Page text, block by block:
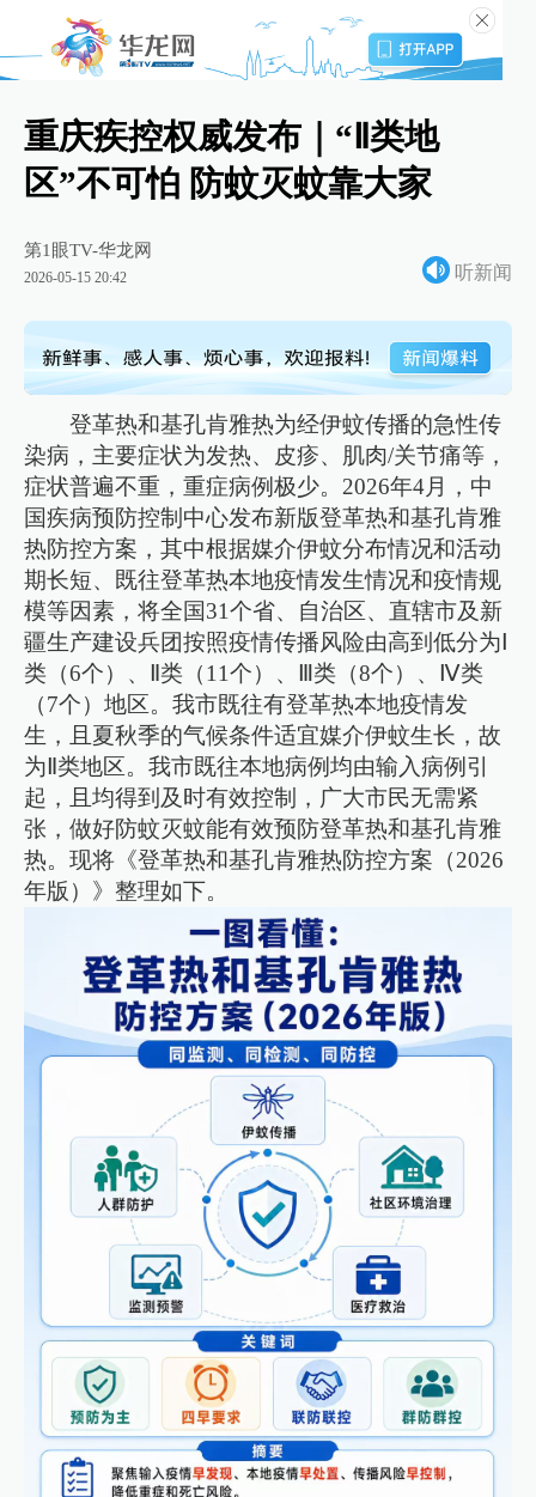
重庆疾控权威发布｜“Ⅱ类地
区”不可怕 防蚊灭蚊靠大家
第1眼TV-华龙网
2026-05-15 20:42 听新闻
登革热和基孔肯雅热为经伊蚊传播的急性传
染病，主要症状为发热、皮疹、肌肉/关节痛等，
症状普遍不重，重症病例极少。2026年4月，中
国疾病预防控制中心发布新版登革热和基孔肯雅
热防控方案，其中根据媒介伊蚊分布情况和活动
期长短、既往登革热本地疫情发生情况和疫情规
模等因素，将全国31个省、自治区、直辖市及新
疆生产建设兵团按照疫情传播风险由高到低分为Ⅰ
类（6个）、Ⅱ类（11个）、Ⅲ类（8个）、Ⅳ类
（7个）地区。我市既往有登革热本地疫情发
生，且夏秋季的气候条件适宜媒介伊蚊生长，故
为Ⅱ类地区。我市既往本地病例均由输入病例引
起，且均得到及时有效控制，广大市民无需紧
张，做好防蚊灭蚊能有效预防登革热和基孔肯雅
热。现将《登革热和基孔肯雅热防控方案（2026
年版）》整理如下。